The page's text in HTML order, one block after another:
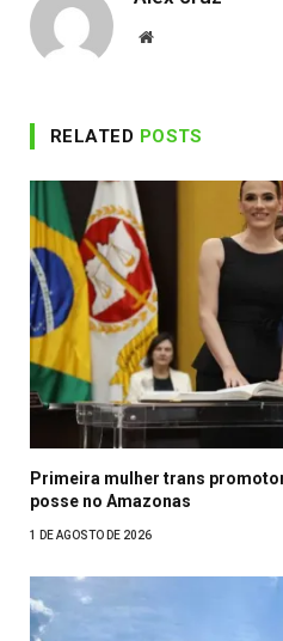
Website
RELATED POSTS
Primeira mulher trans
posse no Amazonas
1 DE AGOSTO DE 2026